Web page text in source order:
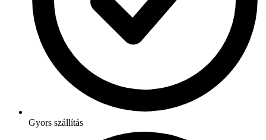
Gyors szállítás